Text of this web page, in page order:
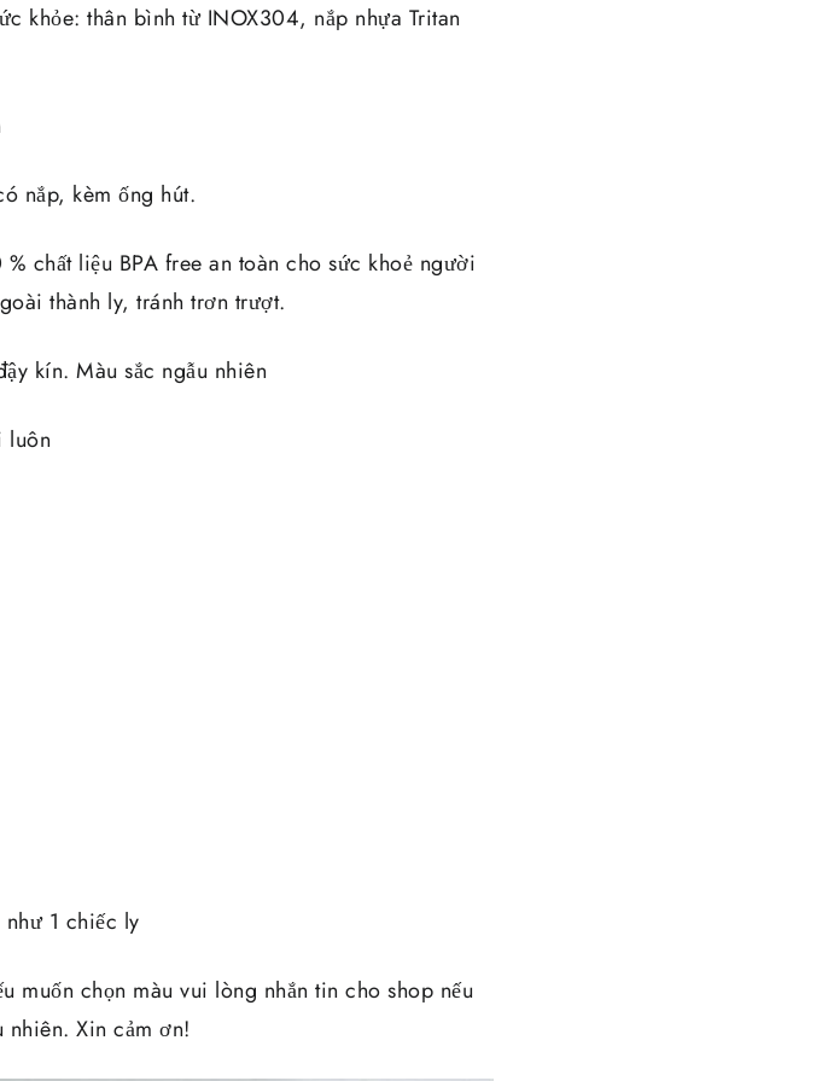
khỏe: thân bình từ INOX304, nắp nhựa Tritan
nắp, kèm ống hút.
chất liệu BPA free an toàn cho sức khoẻ người
thành ly, tránh trơn trượt.
kín. Màu sắc ngẫu nhiên
luôn
1 chiếc ly
muốn chọn màu vui lòng nhắn tin cho shop nếu
nhiên. Xin cảm ơn!